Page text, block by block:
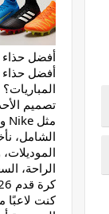
أفضل حذاء
تصميم
الشامل،
الراحة،
كنت لاعبًا